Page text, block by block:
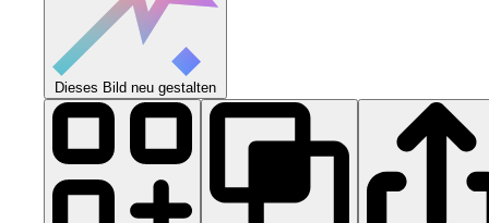
Dieses Bild neu gestalten